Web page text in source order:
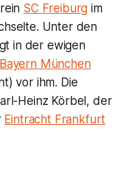
SC Freiburg im
Unter den
in der ewigen
Bayern München
vor ihm. Die
Heinz Körbel, der
Eintracht Frankfurt